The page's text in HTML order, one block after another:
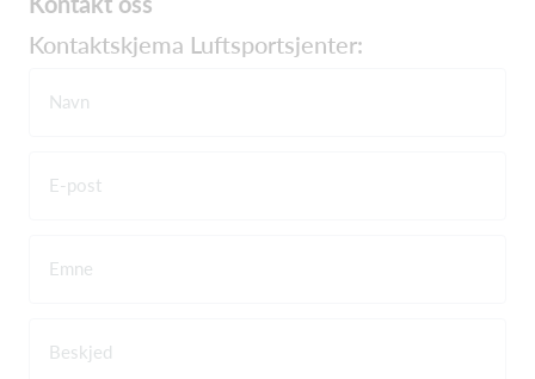
Kontaktskjema Luftsportsjenter:
Navn
E-post
Emne
Beskjed